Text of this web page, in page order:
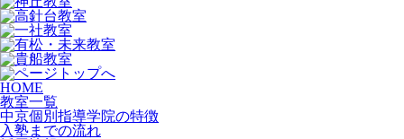
HOME
教室一覧
中京個別指導学院の特徴
入塾までの流れ